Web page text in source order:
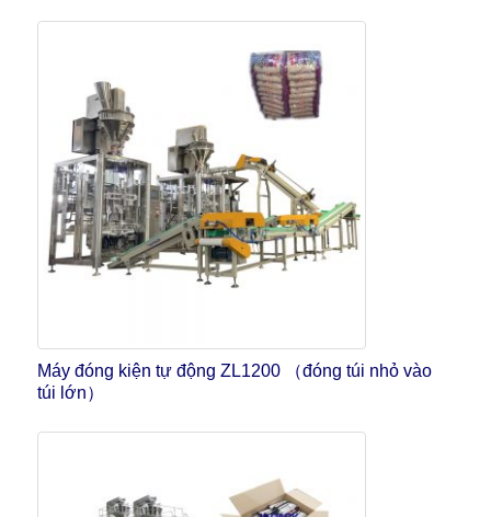
Máy đóng kiện tự động ZL1200 （đóng túi nhỏ vào
túi lớn）